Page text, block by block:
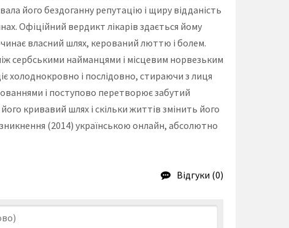
його бездоганну репутацію і щиру відданість
Офіційний вердикт лікарів здається йому
власний шлях, керований люттю і болем.
сербськими найманцями і місцевим норвезьким
холоднокровно і послідовно, стираючи з лиця
і поступово перетворює забутий
кривавий шлях і скільки життів змінить його
(2014) українською онлайн, абсолютно
Відгуки (0)